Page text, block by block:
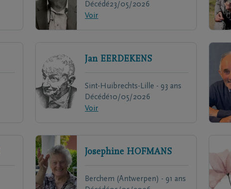
Décédé23/05/2026
Voir
Jan EERDEKENS
Sint-Huibrechts-Lille - 93 ans
Décédé10/05/2026
Voir
Josephine HOFMANS
Berchem (Antwerpen) - 91 ans